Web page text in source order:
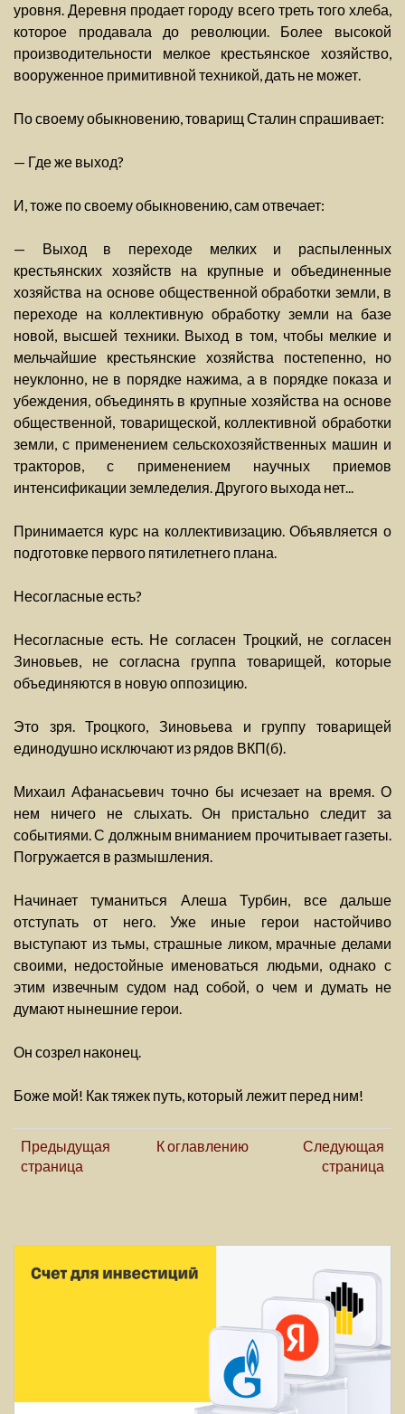
уровня. Деревня продает городу всего треть того хлеба,
которое продавала до революции. Более высокой
производительности мелкое крестьянское хозяйство,
вооруженное примитивной техникой, дать не может.
По своему обыкновению, товарищ Сталин спрашивает:
— Где же выход?
И, тоже по своему обыкновению, сам отвечает:
— Выход в переходе мелких и распыленных
крестьянских хозяйств на крупные и объединенные
хозяйства на основе общественной обработки земли, в
переходе на коллективную обработку земли на базе
новой, высшей техники. Выход в том, чтобы мелкие и
мельчайшие крестьянские хозяйства постепенно, но
неуклонно, не в порядке нажима, а в порядке показа и
убеждения, объединять в крупные хозяйства на основе
общественной, товарищеской, коллективной обработки
земли, с применением сельскохозяйственных машин и
тракторов, с применением научных приемов
интенсификации земледелия. Другого выхода нет...
Принимается курс на коллективизацию. Объявляется о
подготовке первого пятилетнего плана.
Несогласные есть?
Несогласные есть. Не согласен Троцкий, не согласен
Зиновьев, не согласна группа товарищей, которые
объединяются в новую оппозицию.
Это зря. Троцкого, Зиновьева и группу товарищей
единодушно исключают из рядов ВКП(б).
Михаил Афанасьевич точно бы исчезает на время. О
нем ничего не слыхать. Он пристально следит за
событиями. С должным вниманием прочитывает газеты.
Погружается в размышления.
Начинает туманиться Алеша Турбин, все дальше
отступать от него. Уже иные герои настойчиво
выступают из тьмы, страшные ликом, мрачные делами
своими, недостойные именоваться людьми, однако с
этим извечным судом над собой, о чем и думать не
думают нынешние герои.
Он созрел наконец.
Боже мой! Как тяжек путь, который лежит перед ним!
Предыдущая
страница
К оглавлению
Следующая
страница